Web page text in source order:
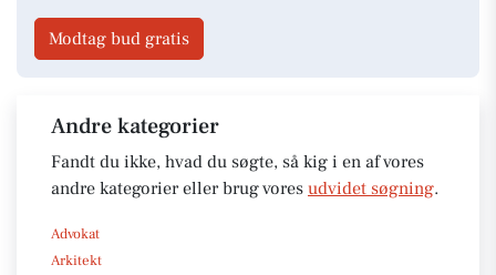
Modtag bud gratis
Andre kategorier
Fandt du ikke, hvad du søgte, så kig i en af vores
andre kategorier eller brug vores udvidet søgning.
Advokat
Arkitekt